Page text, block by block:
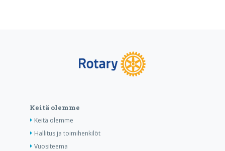
Keitä olemme
Keitä olemme
Hallitus ja toimihenkilöt
Vuositeema